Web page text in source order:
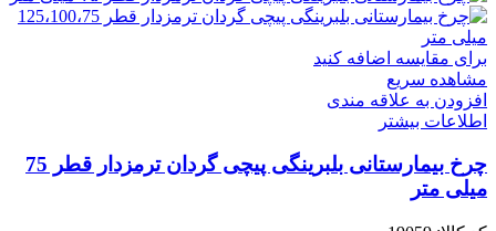
برای مقایسه اضافه کنید
مشاهده سریع
افزودن به علاقه مندی
اطلاعات بیشتر
چرخ بیمارستانی بلبرینگی پیچی گردان ترمزدار قطر 75
میلی متر